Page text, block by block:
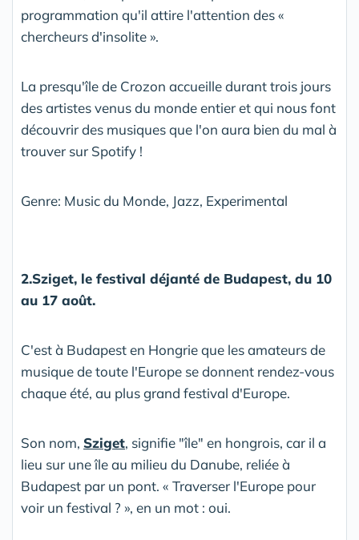
programmation qu'il attire l'attention des «
chercheurs d'insolite ».
La presqu'île de Crozon accueille durant trois jours
des artistes venus du monde entier et qui nous font
découvrir des musiques que l'on aura bien du mal à
trouver sur Spotify !
Genre: Music du Monde, Jazz, Experimental
2.Sziget, le festival déjanté de Budapest, du 10
au 17 août.
C'est à Budapest en Hongrie que les amateurs de
musique de toute l'Europe se donnent rendez-vous
chaque été, au plus grand festival d'Europe.
Son nom, Sziget, signifie "île" en hongrois, car il a
lieu sur une île au milieu du Danube, reliée à
Budapest par un pont. « Traverser l'Europe pour
voir un festival ? », en un mot : oui.